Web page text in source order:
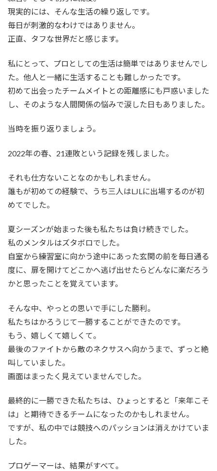
現実的には、そんな生活の繰り返しです。
毎日が刺激的なわけではありません。
正直、タフな世界だと感じます。
私にとって、プロとしての生活は簡単ではありませんでし
た。他人と一緒に生活することも難しかったです。
初めて出会ったチームメイトとの距離感にも戸惑いました
し、そのような人間関係の悩みで涙した日もありました。
当時を振り返りましょう。
2022年の春、21連敗という記録を残しました。
それも仕方ないことなのかもしれません。
誰もが初めての経験で、うち三人はLJLに出場するのが初
めてでした。
夏シーズンが始まった後も私たちは負け続きでした。
私のメンタルはズタボロでした。
自室から練習室に向かう途中にあった玄関の前を毎日通る
度に、扉を開けてどこかへ逃げ出せたらどんなに楽だろう
かと思ったことを覚えています。
そんな中、やっとの思いで手にした勝利。
私たちはかろうじて一勝することができたのです。
もう、嬉しくて嬉しくて。
最後のファイトから敵のネクサスへ向かうまで、ずっと絶
叫していました。
画面はまったく見えていませんでした。
最終的に一勝できた私たちは、ひょっとすると「来年こそ
は」と期待できるチームになったのかもしれません。
ですが、私の中では競技へのパッションは消えかけていま
した。
プロゲーマーは、結果がすべて。